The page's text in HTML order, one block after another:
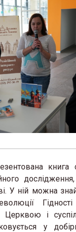
книга
У ній можна
Церквою і
у